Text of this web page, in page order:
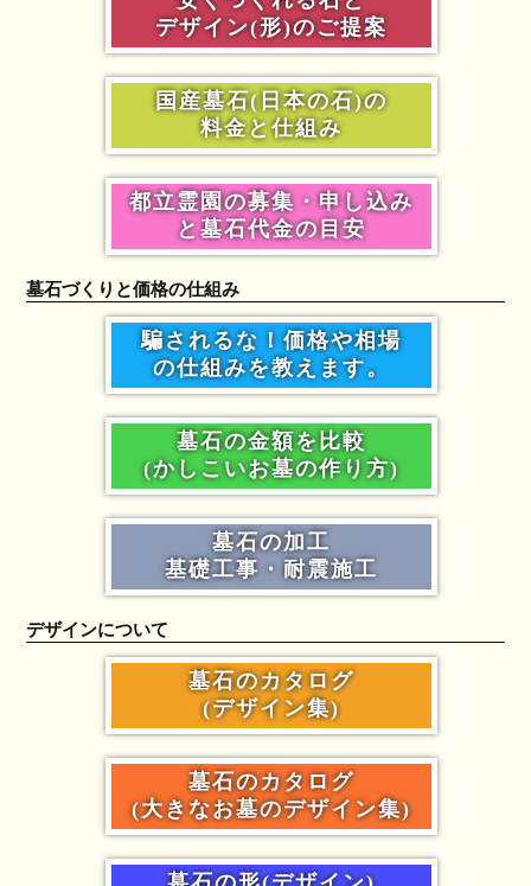
デザイン(形)のご提案
国産墓石(日本の石)の
料金と仕組み
都立霊園の募集・申し込み
と墓石代金の目安
墓石づくりと価格の仕組み
騙されるな！価格や相場
の仕組みを教えます。
墓石の金額を比較
(かしこいお墓の作り方)
墓石の加工
基礎工事・耐震施工
デザインについて
墓石のカタログ
(デザイン集)
墓石のカタログ
(大きなお墓のデザイン集)